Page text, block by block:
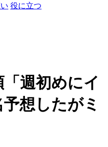
役に立つ
「週初めにイ
想したがミ